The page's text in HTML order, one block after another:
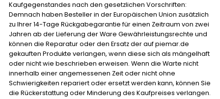
Kaufgegenstandes nach den gesetzlichen Vorschriften:
Demnach haben Besteller in der Europäischen Union zusätzlich
zu Ihrer 14-Tage Rückgabegarantie für einen Zeitraum von zwei
Jahren ab der Lieferung der Ware Gewährleistungsrechte und
können die Reparatur oder den Ersatz der auf piemar.de
gekauften Produkte verlangen, wenn diese sich als mängelhaft
oder nicht wie beschrieben erweisen. Wenn die Warte nicht
innerhalb einer angemessenen Zeit oder nicht ohne
Schwierigkeiten repariert oder ersetzt werden kann, können Sie
die Rückerstattung oder Minderung des Kaufpreises verlangen.